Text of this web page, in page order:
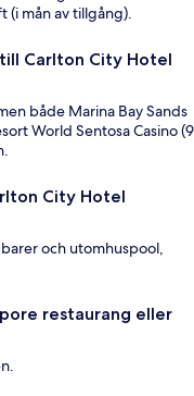
(i mån av tillgång).
Carlton City Hotel
både Marina Bay Sands
World Sentosa Casino (9
City Hotel
och utomhuspool,
restaurang eller